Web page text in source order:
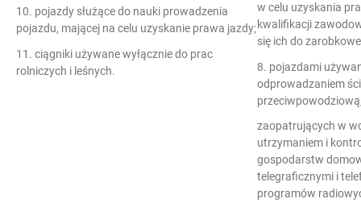
10. pojazdy służące do nauki prowadzenia
pojazdu, mającej na celu uzyskanie prawa jazdy;
11. ciągniki używane wyłącznie do prac
rolniczych i leśnych.
w celu uzyskania
kwalifikacji
się ich do
8. pojazdami
odprowadzaniem
zaopatrujących w
utrzymaniem i
gospodarstw
telegraficznymi i
programów